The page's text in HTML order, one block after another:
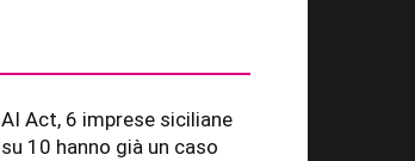
AI Act, 6 imprese siciliane
su 10 hanno già un caso